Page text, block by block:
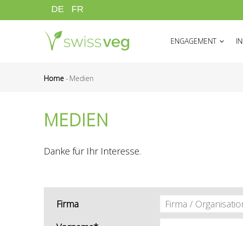
zum
DE FR
ENGAGEMENT
Home - Medien
MEDIEN
Danke für Ihr Interesse.
Firma